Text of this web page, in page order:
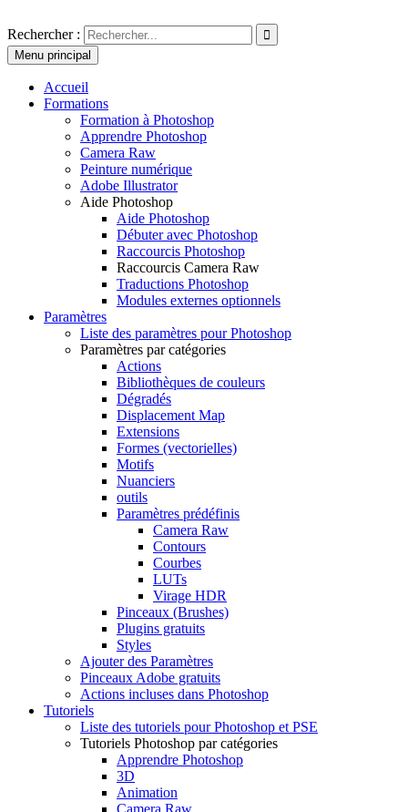
au
contenu
Photoshoplus
paramètres, tutoriels et couleurs pour Photoshop
Rechercher :
Menu principal
Accueil
Formations
Formation à Photoshop
Apprendre Photoshop
Camera Raw
Peinture numérique
Adobe Illustrator
Aide Photoshop
Aide Photoshop
Débuter avec Photoshop
Raccourcis Photoshop
Raccourcis Camera Raw
Traductions Photoshop
Modules externes optionnels
Paramètres
Liste des paramètres pour Photoshop
Paramètres par catégories
Actions
Bibliothèques de couleurs
Dégradés
Displacement Map
Extensions
Formes (vectorielles)
Motifs
Nuanciers
outils
Paramètres prédéfinis
Camera Raw
Contours
Courbes
LUTs
Virage HDR
Pinceaux (Brushes)
Plugins gratuits
Styles
Ajouter des Paramètres
Pinceaux Adobe gratuits
Actions incluses dans Photoshop
Tutoriels
Liste des tutoriels pour Photoshop et PSE
Tutoriels Photoshop par catégories
Apprendre Photoshop
3D
Animation
Camera Raw